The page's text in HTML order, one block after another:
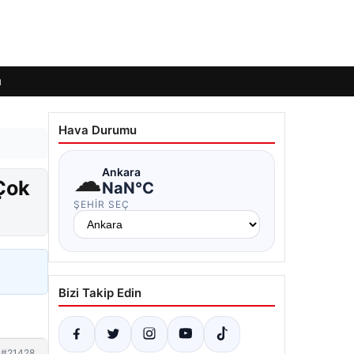
Hava Durumu
☁Ankara
NaN°C
ŞEHIR SEÇ
Bizi Takip Edin